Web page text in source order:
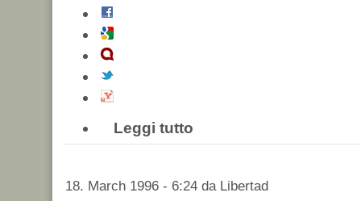
Leggi tutto
18. March 1996 - 6:24 da Libertad